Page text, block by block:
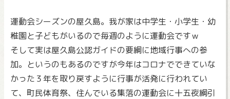
運動会シーズンの屋久島。我が家は中学生・小学生・幼
稚園と子どもがいるので毎週のように運動会ですｗ
そして実は屋久島公認ガイドの要綱に地域行事への参
加。というのもあるのですが今年はコロナでできていな
かった３年を取り戻すように行事が活発に行われてい
て、町民体育祭、住んでいる集落の運動会に十五夜綱引